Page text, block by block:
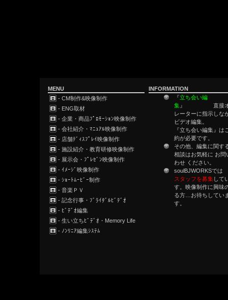
MENU
- CM制作&映像制作
- ENG取材
- 企業・商品ﾌﾟﾛﾓｰｼｮﾝ映像制作
- 会社紹介・ﾏﾆｭｱﾙ映像制作
- 店舗ﾃﾞｨｽﾌﾟﾚｲ映像制作
- 施設紹介・教育研修映像制作
- 展示会・ﾌﾟﾚｾﾞﾝ映像制作
- ｲﾒｰｼﾞ映像制作
- ｼｮｰﾄﾑｰﾋﾞｰ制作
- 音楽ＰＶ
- 記念行事・ﾌﾞﾗｲﾀﾞﾙﾋﾞﾃﾞｵ
- ﾋﾞﾃﾞｵ編集
- 生い立ちﾋﾞﾃﾞｵ・Memory Life
- ﾉﾝﾘﾆｱ編集ｼｽﾃﾑ
INFORMATION
『立ち会い編
集』 直接オ
レーターに指示しな
ビデオ編集
『立ち会い編集』は
約が必要です。
その他、編集に関す
相談はお気軽に お問
わせ ください。
soulBJWORKS
スタッフを募集して
す。映像制作に興味
る方…お待ちしてい
す。